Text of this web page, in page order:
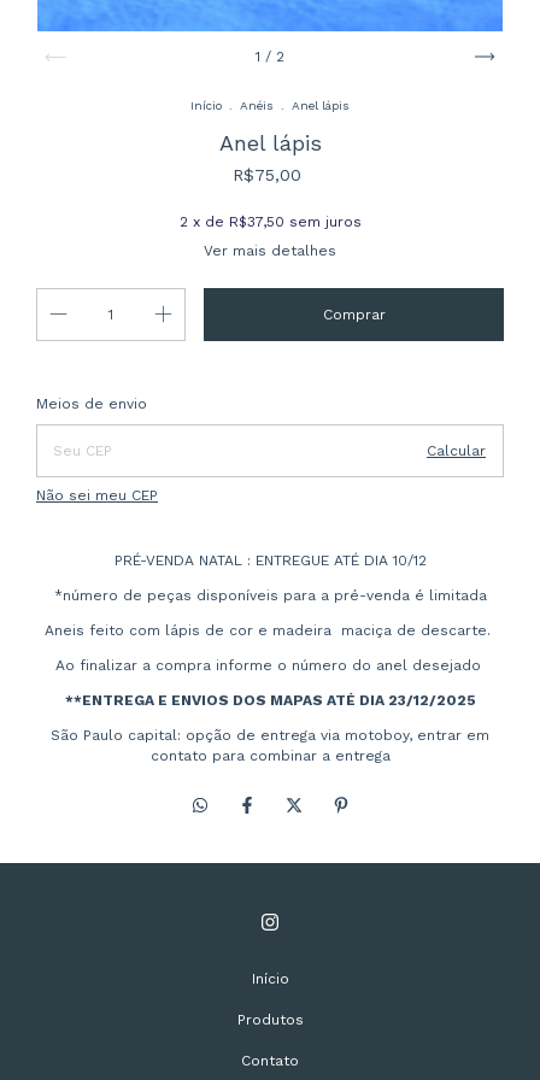
1 / 2
Início Anéis Anel lápis
Anel lápis
R$75,00
2 x de R$37,50 sem juros
Ver mais detalhes
Entregas para o CEP:
Meios de envio
Calcular
Não sei meu CEP
PRÉ-VENDA NATAL : ENTREGUE ATÉ DIA 10/12
*número de peças disponíveis para a pré-venda é limitada
Aneis feito com lápis de cor e madeira maciça de descarte.
Ao finalizar a compra informe o número do anel desejado
**ENTREGA E ENVIOS DOS MAPAS ATÉ DIA 23/12/2025
São Paulo capital: opção de entrega via motoboy, entrar em
contato para combinar a entrega
Início
Produtos
Contato